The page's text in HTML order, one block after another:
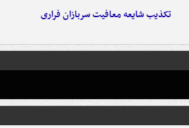
تکذیب شایعه معافیت سربازان فراری